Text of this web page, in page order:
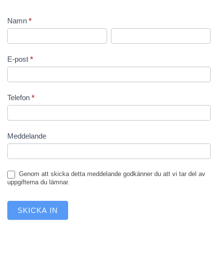
Namn *
E-post *
Telefon *
Meddelande
Genom att skicka detta meddelande godkänner du att vi tar del av
uppgifterna du lämnar.
SKICKA IN